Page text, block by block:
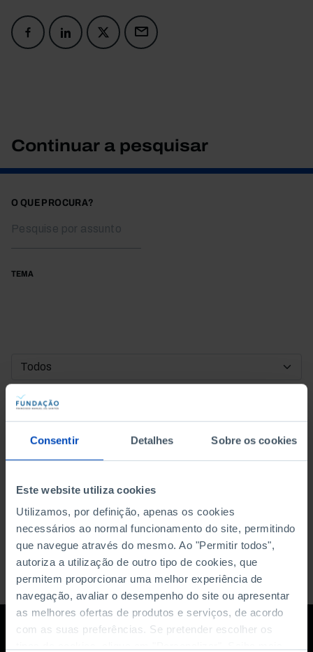
Consentir Detalhes Sobre os cookies
Este website utiliza cookies
Utilizamos, por definição, apenas os cookies
necessários ao normal funcionamento do site, permitindo
que navegue através do mesmo. Ao "Permitir todos",
autoriza a utilização de outro tipo de cookies, que
permitem proporcionar uma melhor experiência de
navegação, avaliar o desempenho do site ou apresentar
as melhores ofertas de produtos e serviços, de acordo
com as suas preferências. Se pretender escolher os
Continuar a pesquisar
O QUE PROCURA?
TEMA
DATA DE INÍCIO
DATA DE FIM